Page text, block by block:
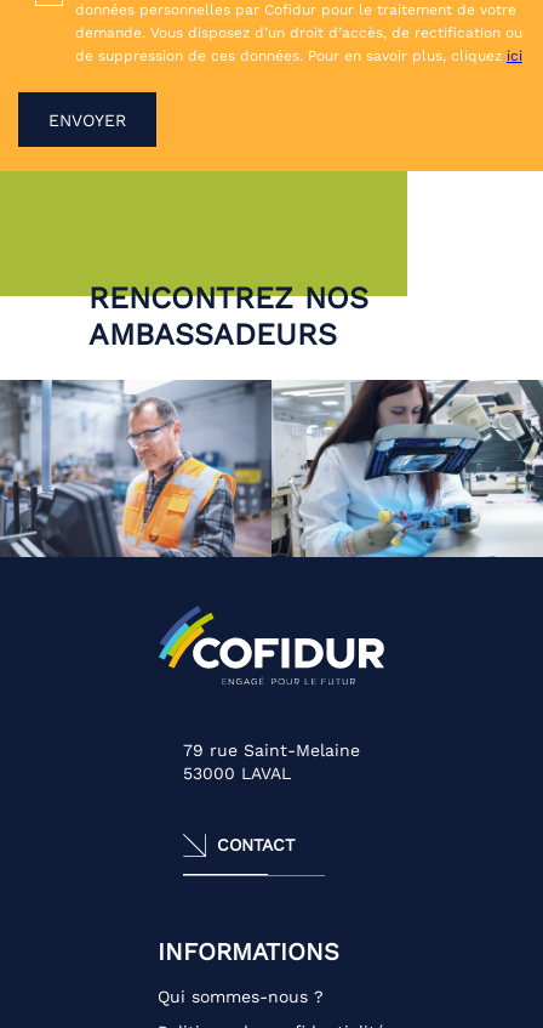
données personnelles par Cofidur pour le traitement de votre
demande. Vous disposez d’un droit d’accès, de rectification ou
de suppression de ces données. Pour en savoir plus, cliquez ici
RENCONTREZ NOS
AMBASSADEURS
79 rue Saint-Melaine
53000 LAVAL
CONTACT
INFORMATIONS
Qui sommes-nous ?